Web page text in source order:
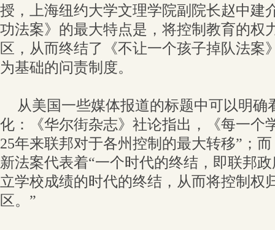
授，上海纽约大学文理学院副院长赵中建
功法案》的最大特点是，将控制教育的权
区，从而终结了《不让一个孩子掉队法案
为基础的问责制度。
从美国一些媒体报道的标题中可以明确
化：《华尔街杂志》社论指出，《每一个
25年来联邦对于各州控制的最大转移”；
新法案代表着“一个时代的终结，即联邦
立学校成绩的时代的终结，从而将控制权
区。”